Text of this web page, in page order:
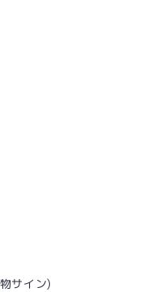
サイン)